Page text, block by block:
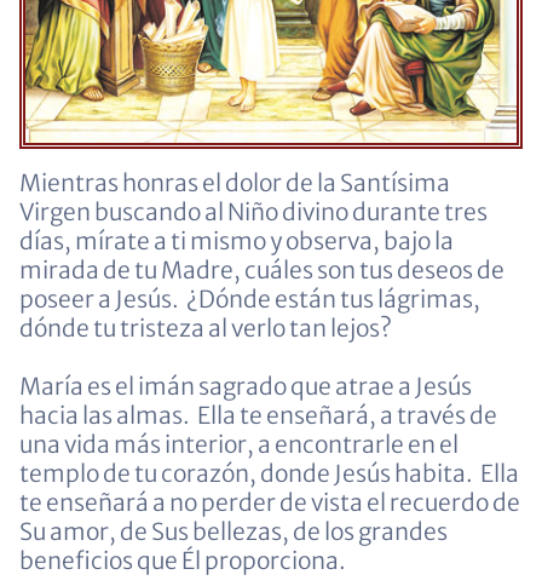
Mientras honras el dolor de la Santísima
Virgen buscando al Niño divino durante tres
días, mírate a ti mismo y observa, bajo la
mirada de tu Madre, cuáles son tus deseos de
poseer a Jesús. ¿Dónde están tus lágrimas,
dónde tu tristeza al verlo tan lejos?
María es el imán sagrado que atrae a Jesús
hacia las almas. Ella te enseñará, a través de
una vida más interior, a encontrarle en el
templo de tu corazón, donde Jesús habita. Ella
te enseñará a no perder de vista el recuerdo de
Su amor, de Sus bellezas, de los grandes
beneficios que Él proporciona.